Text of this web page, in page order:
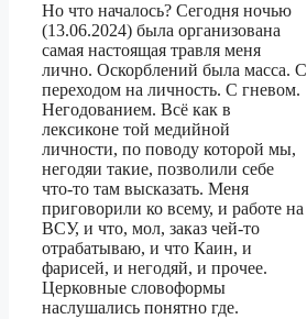
Но что началось? Сегодня ночью
(13.06.2024) была организована
самая настоящая травля меня
лично. Оскорблений была масса. С
переходом на личность. С гневом.
Негодованием. Всё как в
лексиконе той медийной
личности, по поводу которой мы,
негодяи такие, позволили себе
что-то там высказать. Меня
приговорили ко всему, и работе на
ВСУ, и что, мол, заказ чей-то
отрабатываю, и что Каин, и
фарисей, и негодяй, и прочее.
Церковные словоформы
наслушались понятно где.